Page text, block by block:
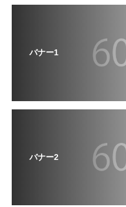
バナー1
バナー2